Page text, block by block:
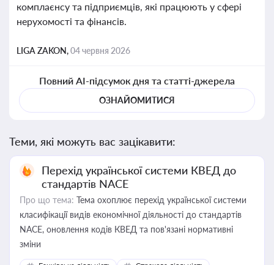
комплаєнсу та підприємців, які працюють у сфері
нерухомості та фінансів.
LIGA ZAKON,04 червня 2026
Повний AI-підсумок дня та статті-джерела
ОЗНАЙОМИТИСЯ
Теми, які можуть вас зацікавити:
Перехід української системи КВЕД до
стандартів NACE
Про що тема: Тема охоплює перехід української системи
класифікації видів економічної діяльності до стандартів
NACE, оновлення кодів КВЕД та пов'язані нормативні
зміни